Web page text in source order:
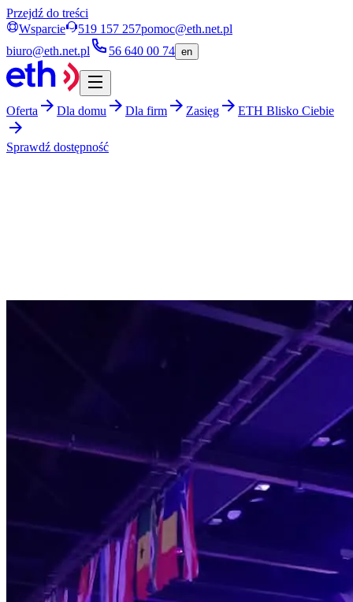
Przejdź do treści
Wsparcie
519 157 257pomoc@eth.net.pl
biuro@eth.net.pl
56 640 00 74 en
Oferta Dla domu Dla firm Zasięg ETH Blisko Ciebie
Sprawdź dostępność